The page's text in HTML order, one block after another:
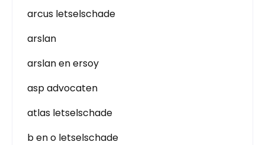
arcus letselschade
arslan
arslan en ersoy
asp advocaten
atlas letselschade
b en o letselschade